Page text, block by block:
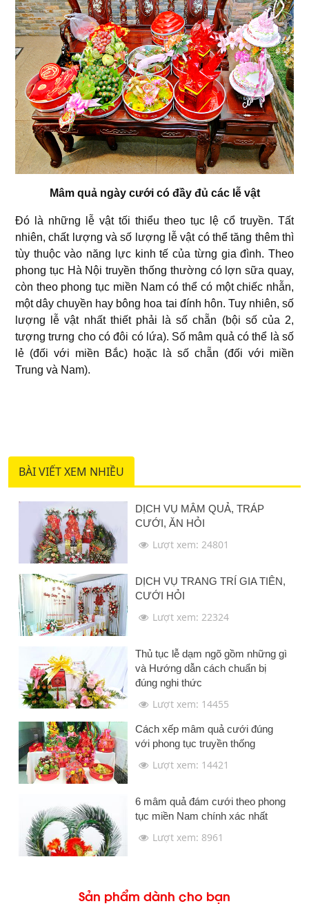
Mâm quả ngày cưới có đầy đủ các lễ vật
Đó là những lễ vật tối thiểu theo tục lệ cổ truyền. Tất
nhiên, chất lượng và số lượng lễ vật có thể tăng thêm thì
tùy thuộc vào năng lực kinh tế của từng gia đình. Theo
phong tục Hà Nội truyền thống thường có lợn sữa quay,
còn theo phong tục miền Nam có thể có một chiếc nhẫn,
một dây chuyền hay bông hoa tai đính hôn. Tuy nhiên, số
lượng lễ vật nhất thiết phải là số chẵn (bội số của 2,
tượng trưng cho có đôi có lứa). Số mâm quả có thể là số
lẻ (đối với miền Bắc) hoặc là số chẵn (đối với miền
Trung và Nam).
BÀI VIẾT XEM NHIỀU
DỊCH VỤ MÂM QUẢ, TRÁP
CƯỚI, ĂN HỎI
Lượt xem: 24801
DỊCH VỤ TRANG TRÍ GIA TIÊN,
CƯỚI HỎI
Lượt xem: 22324
Thủ tục lễ dạm ngõ gồm những gì
và Hướng dẫn cách chuẩn bị
đúng nghi thức
Lượt xem: 14455
Cách xếp mâm quả cưới đúng
với phong tục truyền thống
Lượt xem: 14421
6 mâm quả đám cưới theo phong
tục miền Nam chính xác nhất
Lượt xem: 8961
Sản phẩm dành cho bạn